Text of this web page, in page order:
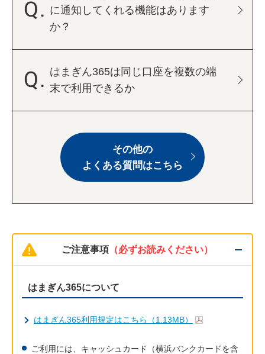
に通知してくれる機能はあります
か？
はまぎん365は同じ口座を複数の端
末で利用できるか
その他の
よくある質問はこちら
ご注意事項（必ずお読みください）
はまぎん365について
はまぎん365利用規定はこちら（1.13MB）
ご利用には、キャッシュカード（横浜バンクカードを含